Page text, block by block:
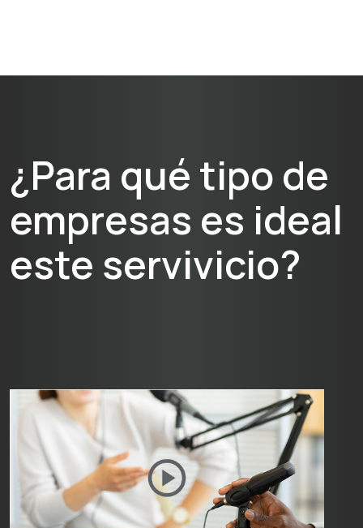
¿Para qué tipo de
empresas es ideal
este servivicio?